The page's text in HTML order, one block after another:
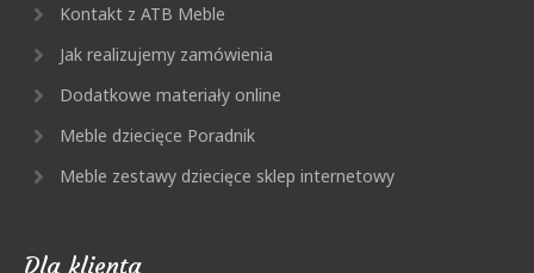
Kontakt z ATB Meble
Jak realizujemy zamówienia
Dodatkowe materiały online
Meble dziecięce Poradnik
Meble zestawy dziecięce sklep internetowy
Dla klienta